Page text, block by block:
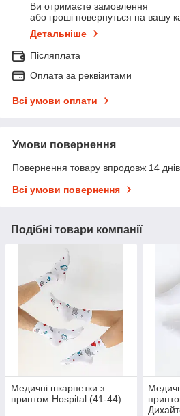
Ви отримаєте замовлення
або гроші повернуться на вашу
Детальніше
Післяплата
Оплата за реквізитами
Всі умови оплати
Умови повернення
Повернення товару впродовж 14
Всі умови повернення
Подібні товари компанії
Медичні шкарпетки з
принтом Hospital (41-44)